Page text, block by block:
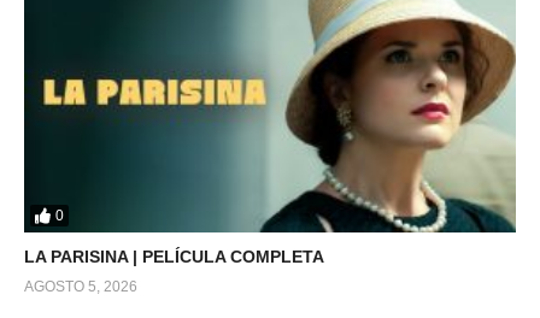
0
LA PARISINA | PELÍCULA COMPLETA
AGOSTO 5, 2026